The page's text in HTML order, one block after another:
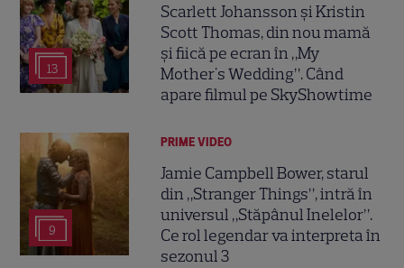
13
Scarlett Johansson și Kristin
Scott Thomas, din nou mamă
și fiică pe ecran în „My
Mother's Wedding”. Când
apare filmul pe SkyShowtime
9
PRIME VIDEO
Jamie Campbell Bower, starul
din „Stranger Things”, intră în
universul „Stăpânul Inelelor”.
Ce rol legendar va interpreta în
sezonul 3